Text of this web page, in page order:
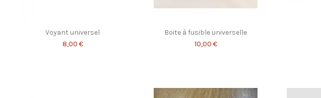
Voyant universel
8,00 €
Boite à fusible universelle
10,00 €